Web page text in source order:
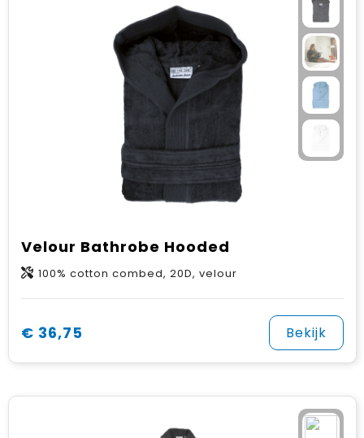
Velour Bathrobe Hooded
100% cotton combed, 20D, velour
€ 36,75 Bekijk